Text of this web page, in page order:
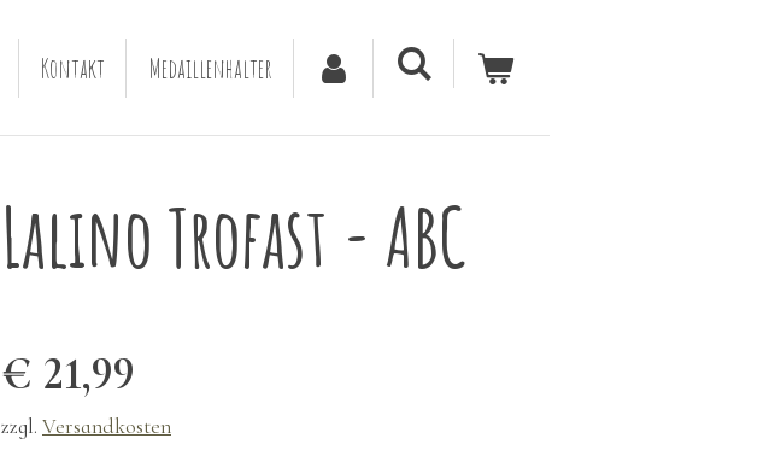
Kontakt Medaillenhalter
Lalino Trofast - ABC
€ 21,99
zzgl. Versandkosten